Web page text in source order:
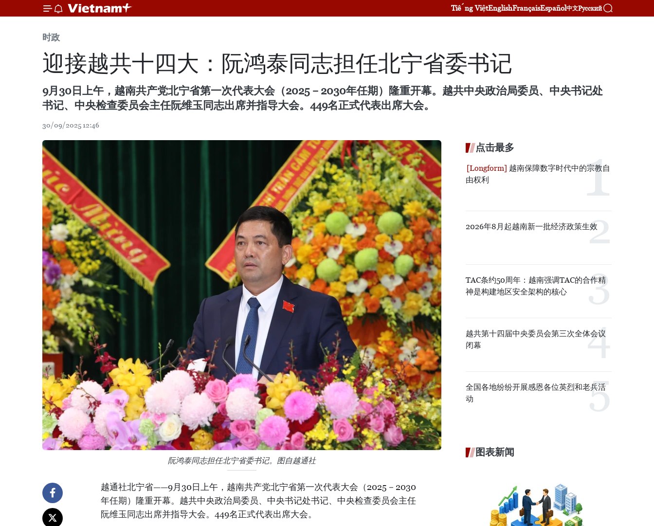
Tiếng ViệtEnglishFrançaisEspañol中文Русский
时政
迎接越共十四大：阮鸿泰同志担任北宁省委书记
9月30日上午，越南共产党北宁省第一次代表大会（2025－2030年任期）隆重开幕。越共中央政治局委员、中央书记处
书记、中央检查委员会主任阮维玉同志出席并指导大会。449名正式代表出席大会。
30/09/2025 12:46
阮鸿泰同志担任北宁省委书记。图自越通社
越通社北宁省——9月30日上午，越南共产党北宁省第一次代表大会（2025－2030
年任期）隆重开幕。越共中央政治局委员、中央书记处书记、中央检查委员会主任
阮维玉同志出席并指导大会。449名正式代表出席大会。
点击最多
越南保障数字时代中的宗教自
由权利
2026年8月起越南新一批经济政策生效
TAC条约50周年：越南强调TAC的合作精
神是构建地区安全架构的核心
越共第十四届中央委员会第三次全体会议
闭幕
全国各地纷纷开展感恩各位英烈和老兵活
动
图表新闻